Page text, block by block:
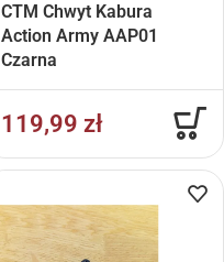
CTM Chwyt Kabura
Action Army AAP01
Czarna
119,99 zł